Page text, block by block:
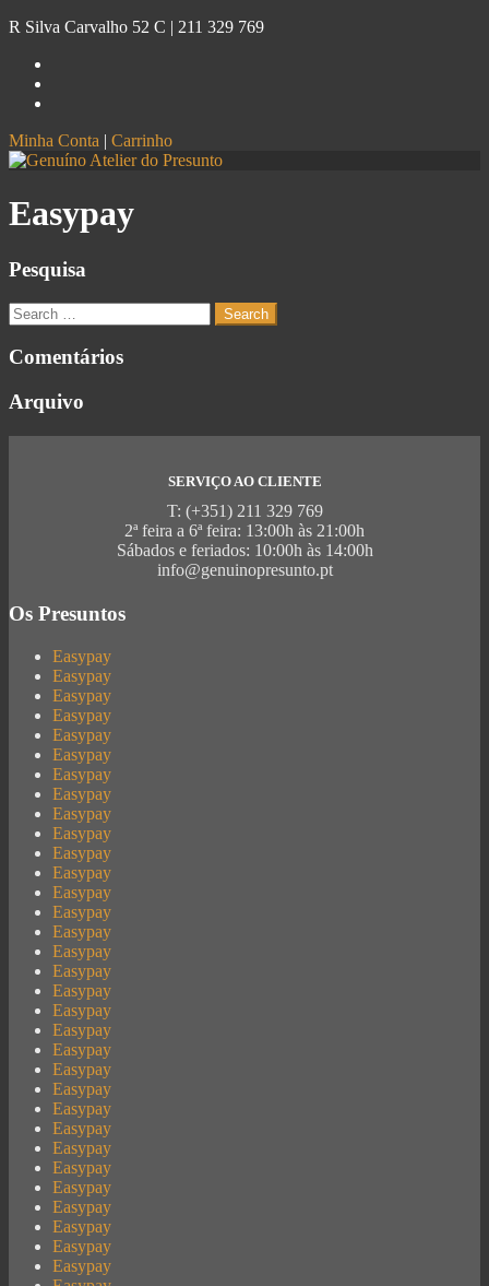
R Silva Carvalho 52 C | 211 329 769
Minha Conta | Carrinho
Easypay
Pesquisa
Comentários
Arquivo
SERVIÇO AO CLIENTE
T: (+351) 211 329 769
2ª feira a 6ª feira: 13:00h às 21:00h
Sábados e feriados: 10:00h às 14:00h
info@genuinopresunto.pt
Os Presuntos
Easypay
Easypay
Easypay
Easypay
Easypay
Easypay
Easypay
Easypay
Easypay
Easypay
Easypay
Easypay
Easypay
Easypay
Easypay
Easypay
Easypay
Easypay
Easypay
Easypay
Easypay
Easypay
Easypay
Easypay
Easypay
Easypay
Easypay
Easypay
Easypay
Easypay
Easypay
Easypay